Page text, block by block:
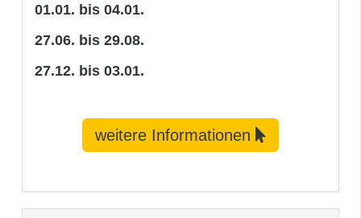
01.01. bis 04.01.
27.06. bis 29.08.
27.12. bis 03.01.
weitere Informationen